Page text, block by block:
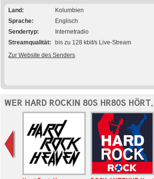
Land
Kolumbien
Sprache
Englisch
Sendertyp
Internetradio
Streamqualität
bis zu 128 kbit/s Live-Stream
Zur Website des Senders
WER HARD ROCKIN 80S HR80S